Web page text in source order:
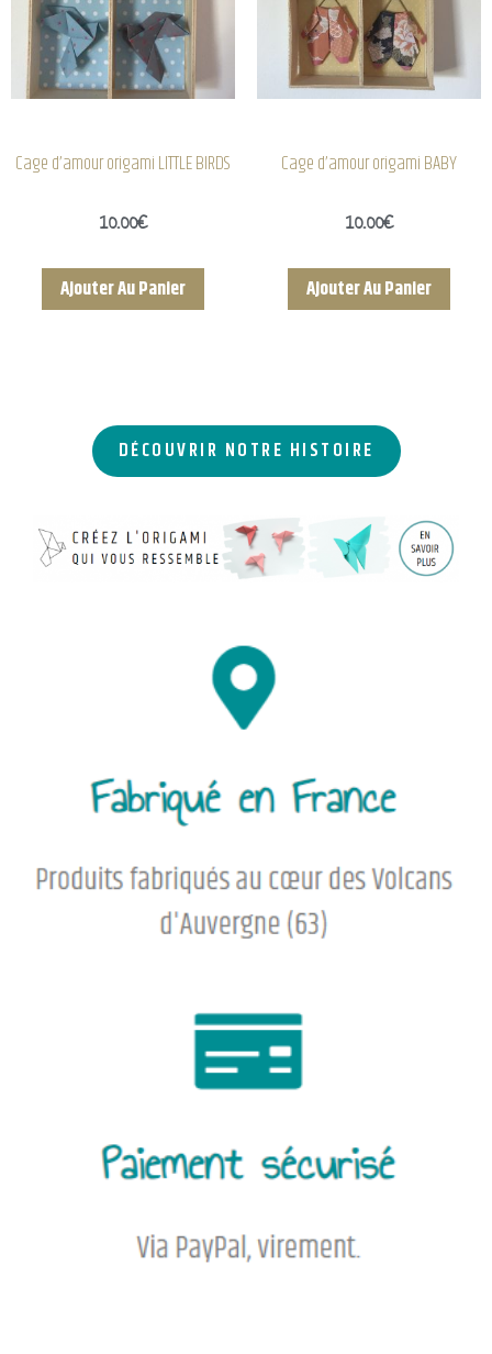
Cage d’amour origami LITTLE BIRDS
10.00€
Ajouter Au Panier
Cage d’amour origami BABY
10.00€
Ajouter Au Panier
DÉCOUVRIR NOTRE HISTOIRE